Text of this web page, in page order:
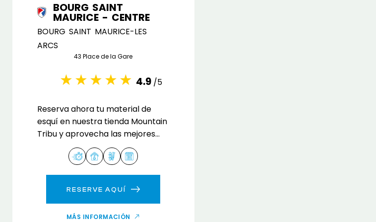
BOURG SAINT
MAURICE - CENTRE
BOURG SAINT MAURICE-LES
ARCS
43 Place de la Gare
4.9 /5
Reserva ahora tu material de
esquí en nuestra tienda Mountain
Tribu y aprovecha las mejores
tarifas en tu alquiler de esquís y
snowboard.
RESERVE AQUÍ
MÁS INFORMACIÓN